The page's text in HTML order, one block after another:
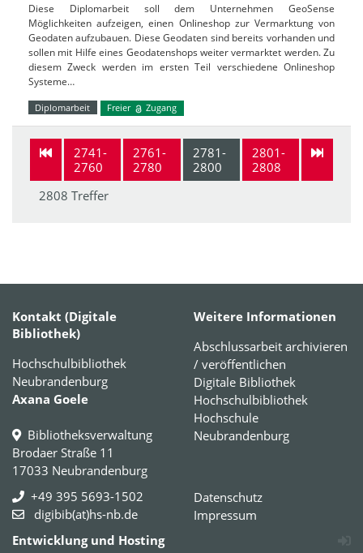
Diese Diplomarbeit soll dem Unternehmen GeoSense
Möglichkeiten aufzeigen, einen Onlineshop zur Vermarktung von
Geodaten aufzubauen. Diese Geodaten sind bereits vorhanden und
sollen mit Hilfe eines Geodatenshops weiter vermarktet werden. Zu
diesem Zweck werden im ersten Teil verschiedene Onlineshop
Systeme…
Diplomarbeit Freier Zugang
2741-
2760
2761-
2780
2781-
2800
2801-
2808
2808 Treffer
Kontakt (Digitale
Bibliothek)
Hochschulbibliothek
Neubrandenburg
Axana Goele
Bibliotheksverwaltung
Brodaer Straße 11
17033 Neubrandenburg
+49 395 5693-1502
digibib(at)hs-nb.de
Weitere Informationen
Abschlussarbeit archivieren
/ veröffentlichen
Digitale Bibliothek
Hochschulbibliothek
Hochschule
Neubrandenburg
Datenschutz
Impressum
Entwicklung und Hosting